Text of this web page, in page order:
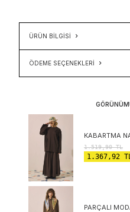
ÜRÜN BİLGİSİ
ÖDEME SEÇENEKLERI
KABARTMA
1.519,90TL
1.367,92 TL
PARÇALI